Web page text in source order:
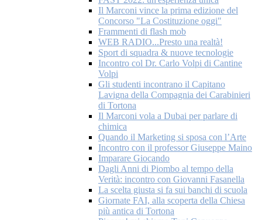
Il Marconi vince la prima edizione del
Concorso "La Costituzione oggi"
Frammenti di flash mob
WEB RADIO...Presto una realtà!
Sport di squadra & nuove tecnologie
Incontro col Dr. Carlo Volpi di Cantine
Volpi
Gli studenti incontrano il Capitano
Lavigna della Compagnia dei Carabinieri
di Tortona
Il Marconi vola a Dubai per parlare di
chimica
Quando il Marketing si sposa con l’Arte
Incontro con il professor Giuseppe Maino
Imparare Giocando
Dagli Anni di Piombo al tempo della
Verità: incontro con Giovanni Fasanella
La scelta giusta si fa sui banchi di scuola
Giornate FAI, alla scoperta della Chiesa
più antica di Tortona